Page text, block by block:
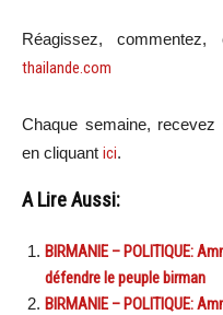
Réagissez,
thailande.com
Chaque semaine,
en cliquant ici.
A Lire Aussi:
BIRMANIE – POLITIQUE:
défendre le peuple birman
BIRMANIE – POLITIQUE: